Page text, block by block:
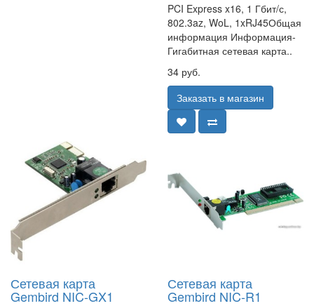
PCI Express x16, 1 Гбит/с,
802.3az, WoL, 1xRJ45Общая
информация Информация-
Гигабитная сетевая карта..
34 руб.
Заказать в магазин
Сетевая карта
Gembird NIC-GX1
Сетевая карта
Gembird NIC-R1